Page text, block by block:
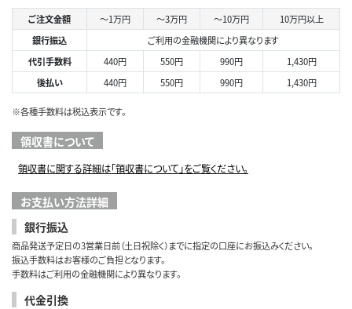
ご注文金額 ～1万円 ～3万円 ～10万円
10万円以上
銀行振込
ご利用の金融機関により異なります
代引手数料
440円 550円 990円
1,430円
後払い
440円 550円 990円 1,430円
※各種手数料は税込表示です。
領収書について
領収書に関する詳細は「領収書について」をご覧ください。
お支払い方法詳細
銀行振込
商品発送予定日の3営業日前（土日祝除く）までに指定の口座にお振込みください。
振込手数料はお客様のご負担となります。
手数料はご利用の金融機関により異なります。
代金引換